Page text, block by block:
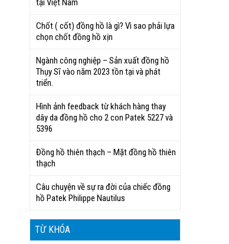
tại Việt Nam
Chốt ( cốt) đồng hồ là gì? Vì sao phải lựa
chọn chốt đồng hồ xịn
Ngành công nghiệp – Sản xuất đồng hồ
Thụy Sĩ vào năm 2023 tồn tại và phát
triển.
Hình ảnh feedback từ khách hàng thay
dây da đồng hồ cho 2 con Patek 5227 và
5396
Đồng hồ thiên thạch – Mặt đồng hồ thiên
thạch
Câu chuyện về sự ra đời của chiếc đồng
hồ Patek Philippe Nautilus
TỪ KHÓA